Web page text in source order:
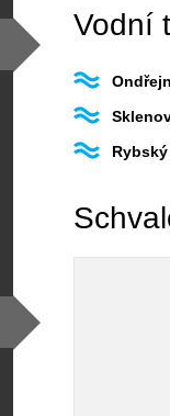
Vodní